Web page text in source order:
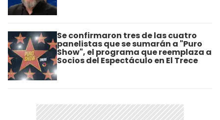
Se confirmaron tres de las cuatro
panelistas que se sumarán a "Puro
Show", el programa que reemplaza a
Socios del Espectáculo en El Trece